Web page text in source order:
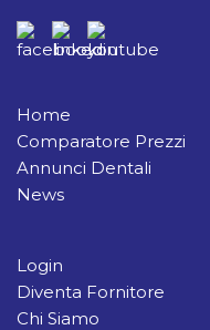
Home
Comparatore Prezzi
Annunci Dentali
News
Login
Diventa Fornitore
Chi Siamo